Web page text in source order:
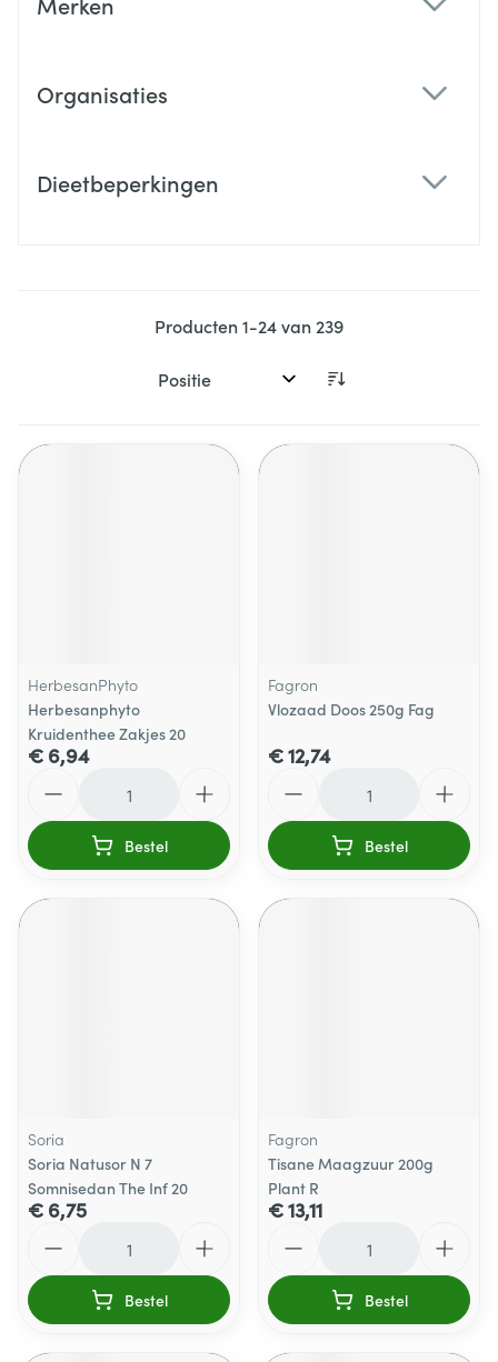
Organisaties
Dieetbeperkingen
Producten1-24van 239
Sorteer op:
HerbesanPhyto
Herbesanphyto
Kruidenthee Zakjes 20
€ 6,94
Bestel
Fagron
Vlozaad Doos 250g Fag
€ 12,74
Bestel
Soria
Soria Natusor N 7
Somnisedan The Inf 20
€ 6,75
Bestel
Fagron
Tisane Maagzuur 200g
Plant R
€ 13,11
Bestel